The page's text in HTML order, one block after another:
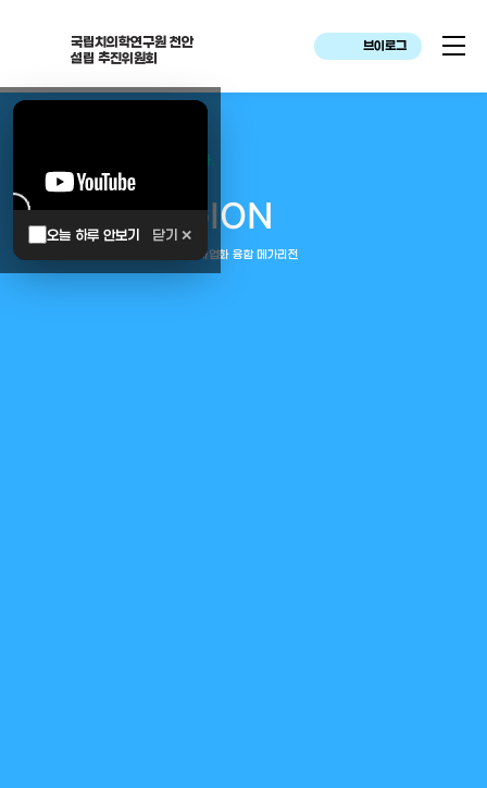
국립치의학연구원 천안
설립 추진위원회
브이로그
오늘 하루 안보기 닫기 ✕
대한민국은 두번이나 약속하였습니다.
MEGAREGION
중부권 전체를 잇는 연구–임상–평가–사업화 융합 메가리전